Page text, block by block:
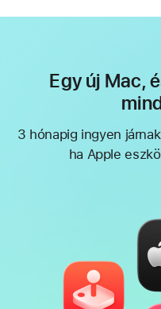
Egy új Mac,
3 hónapig ingyen
ha Apple